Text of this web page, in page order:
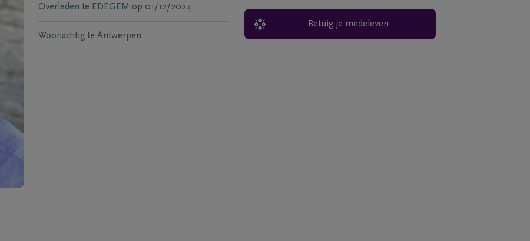
Overleden te EDEGEM op 01/12/2024
Woonachtig te Antwerpen
Betuig je medeleven